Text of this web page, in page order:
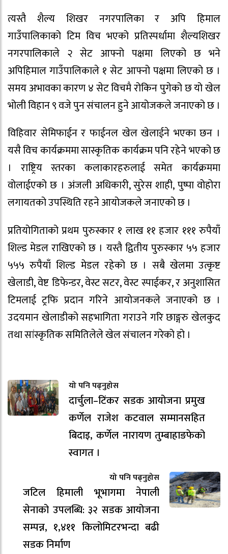
त्यस्तै शैल्य शिखर नगरपालिका र अपि हिमाल
गाउँपालिकाको टिम विच भएको प्रतिस्पर्धामा शैल्यशिखर
नगरपालिकाले २ सेट आफ्नो पक्षमा लिएको छ भने
अपिहिमाल गाउँपालिकाले १ सेट आफ्नो पक्षमा लिएको छ ।
समय अभावका कारण ४ सेट विचमै रोकिन पुगेको छ यो खेल
भोली विहान ९ वजे पुन संचालन हुने आयोजकले जनाएको छ ।
विहिवार सेमिफाईन र फाईनल खेल खेलाईने भएका छन ।
यसै विच कार्यक्रममा सास्कृतिक कार्यक्रम पनि रहेने भएको छ
। राष्ट्रिय स्तरका कलाकारहरुलाई समेत कार्यक्रममा
वोलाईएको छ । अंजली अधिकारी, सुरेस शाही, पुष्पा वोहोरा
लगायतको उपस्थिति रहने आयोजकले जनाएको छ ।
प्रतियोगिताको प्रथम पुरुस्कार १ लाख ११ हजार १११ रुपैयाँ
शिल्ड मेडल राखिएको छ । यस्तै द्वितीय पुरुस्कार ५५ हजार
५५५ रुपैयाँ शिल्ड मेडल रहेको छ । सबै खेलमा उत्कृष्ट
खेलाडी, वेष्ट डिफेन्डर, वेस्ट सटर, वेस्ट स्पाईकर, र अनुशासित
टिमलाई ट्रफि प्रदान गरिने आयोजनकले जनाएको छ ।
उदयमान खेलाडीको सहभागिता गराउने गरि छाङ्गरु खेलकुद
तथा सांस्कृतिक समितिलेले खेल संचालन गरेको हो ।
यो पनि पढ्नुहोस
दार्चुला–टिंकर सडक आयोजना प्रमुख
कर्णेल राजेश कटवाल सम्मानसहित
बिदाइ, कर्णेल नारायण तुम्बाहाङफेको
स्वागत ।
यो पनि पढ्नुहोस
जटिल हिमाली भूभागमा नेपाली
सेनाको उपलब्धि: ३२ सडक आयोजना
सम्पन्न, १,४११ किलोमिटरभन्दा बढी
सडक निर्माण